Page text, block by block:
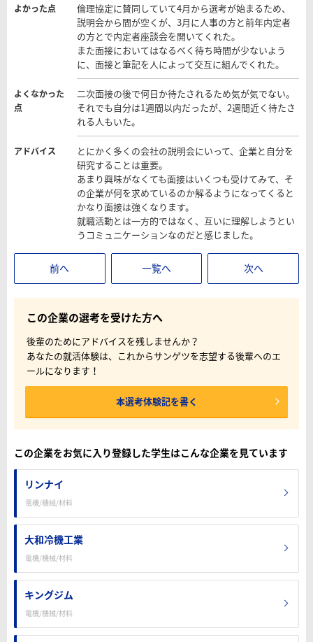
よかった点
倫理協定に賛同していて4月から選考が始まるため、
説明会から間が空くが、3月に人事の方と前年内定者
の方とで内定者座談会を開いてくれた。
また面接においてはなるべく待ち時間が少ないよう
に、面接と筆記を人によって交互に組んでくれた。
よくなかった
点
二次面接の後で何日か待たされるため気が気でない。
それでも自分は1週間以内だったが、2週間近く待たさ
れる人もいた。
アドバイス
とにかく多くの会社の説明会にいって、企業と自分を
研究することは重要。
あまり興味がなくても面接はいくつも受けてみて、そ
の企業が何を求めているのか解るようになってくると
かなり面接は強くなります。
就職活動とは一方的ではなく、互いに理解しようとい
うコミュニケーションなのだと感じました。
前へ 一覧へ 次へ
この企業の選考を受けた方へ
後輩のためにアドバイスを残しませんか？
あなたの就活体験は、これからサンゲツを志望する後輩へのエ
ールになります！
本選考体験記を書く
この企業をお気に入り登録した学生はこんな企業を見ています
リンナイ
電機/機械/材料
大和冷機工業
電機/機械/材料
キングジム
電機/機械/材料